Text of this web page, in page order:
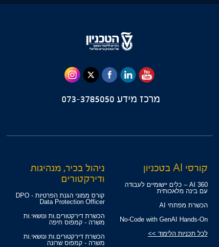
מרכז מידע
קורסי AI בטכניון
360 AI – כלים יישומיים לעבודה
עם בינה מלאכותית
הכשרת מפתחי AI
No-Code with GenAI Hands-On
לכל תכניות הלימוד >>
ניהול בכיר, מנהיגות
ודירקטורים
קורס ממוני הגנת הפרטיות - DPO
Data Protection Officer
הכשרת דירקטורים.ות ונושאי.ות
משרה - קמפוס חיפה
הכשרת דירקטורים.ות ונושאי.ות
משרה - קמפוס שרונה